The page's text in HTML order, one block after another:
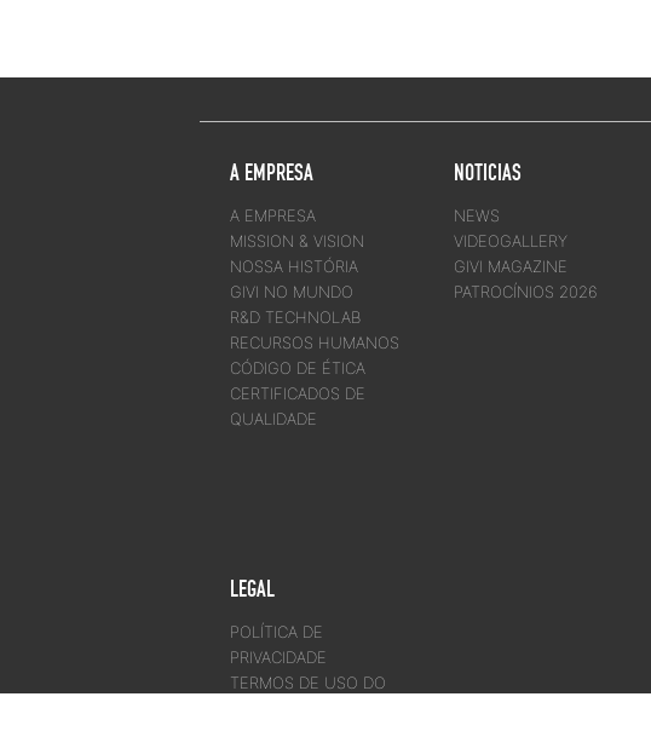
A EMPRESA
A EMPRESA
MISSION & VISION
NOSSA HISTÓRIA
GIVI NO MUNDO
R&D TECHNOLAB
RECURSOS HUMANOS
CÓDIGO DE ÉTICA
CERTIFICADOS DE
QUALIDADE
NOTICIAS
NEWS
VIDEOGALLERY
GIVI MAGAZINE
PATROCÍNIOS 2026
LEGAL
POLÍTICA DE
PRIVACIDADE
TERMOS DE USO DO